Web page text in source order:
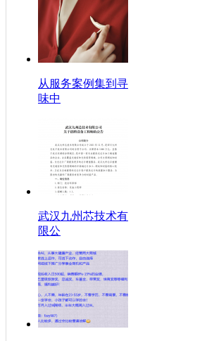
从服务案例集到寻
味中
武汉九州芯技术有
限公